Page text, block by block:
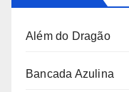
Além do Dragão
Bancada Azulina